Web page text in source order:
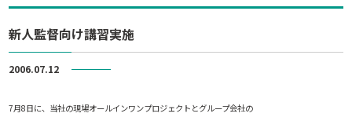
新人監督向け講習実施
2006.07.12
7月8日に、当社の現場オールインワンプロジェクトとグループ会社の